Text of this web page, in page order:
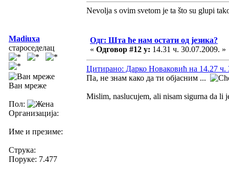
Nevolja s ovim svetom je ta što su glupi
Madiuxa
староседелац
Ван мреже
Пол:
Организација:
Име и презиме:
Струка:
Поруке: 7.477
Одг: Шта ће нам остати од језика?
« Одговор #12 у: 14.31 ч. 30.07.2009. »
Цитирано: Дарко Новаковић на 14.27 ч.
Па, не знам како да ти објасним ...
Mislim, naslucujem, ali nisam sigurna da li